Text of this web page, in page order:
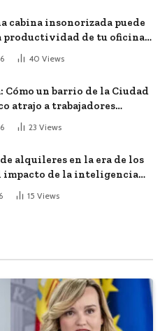
cabina insonorizada puede
productividad de tu oficina
40 Views
Cómo un barrio de la Ciudad
atrajo a trabajadores
de todo el mundo
23 Views
alquileres en la era de los
impacto de la inteligencia
15 Views